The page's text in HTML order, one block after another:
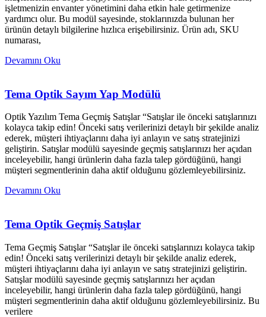
işletmenizin envanter yönetimini daha etkin hale getirmenize
yardımcı olur. Bu modül sayesinde, stoklarınızda bulunan her
ürünün detaylı bilgilerine hızlıca erişebilirsiniz. Ürün adı, SKU
numarası,
Devamını Oku
Tema Optik Sayım Yap Modülü
Optik Yazılım Tema Geçmiş Satışlar “Satışlar ile önceki satışlarınızı
kolayca takip edin! Önceki satış verilerinizi detaylı bir şekilde analiz
ederek, müşteri ihtiyaçlarını daha iyi anlayın ve satış stratejinizi
geliştirin. Satışlar modülü sayesinde geçmiş satışlarınızı her açıdan
inceleyebilir, hangi ürünlerin daha fazla talep gördüğünü, hangi
müşteri segmentlerinin daha aktif olduğunu gözlemleyebilirsiniz.
Devamını Oku
Tema Optik Geçmiş Satışlar
Tema Geçmiş Satışlar “Satışlar ile önceki satışlarınızı kolayca takip
edin! Önceki satış verilerinizi detaylı bir şekilde analiz ederek,
müşteri ihtiyaçlarını daha iyi anlayın ve satış stratejinizi geliştirin.
Satışlar modülü sayesinde geçmiş satışlarınızı her açıdan
inceleyebilir, hangi ürünlerin daha fazla talep gördüğünü, hangi
müşteri segmentlerinin daha aktif olduğunu gözlemleyebilirsiniz. Bu
verilere